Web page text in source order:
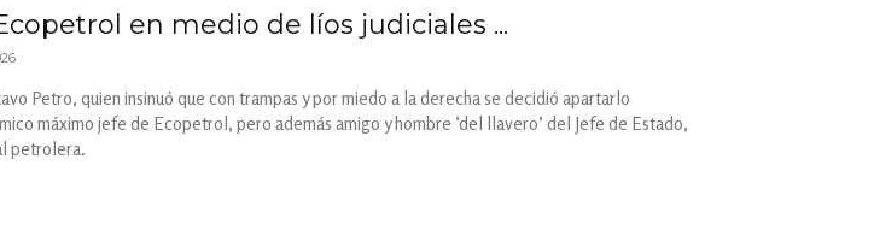
en medio de líos judiciales ...
Petro, quien insinuó que con trampas y por miedo a la derecha se decidió apartarlo
máximo jefe de Ecopetrol, pero además amigo y hombre ‘del llavero’ del Jefe de Estado,
petrolera.